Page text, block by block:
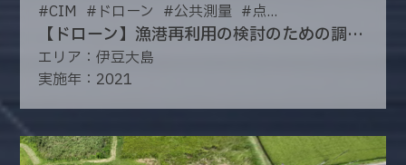
#CIM # ドローン #公共測量 #点...
【ドローン】漁港再利用の検討のための調査測量
エリア：伊豆大島
実施年：2021